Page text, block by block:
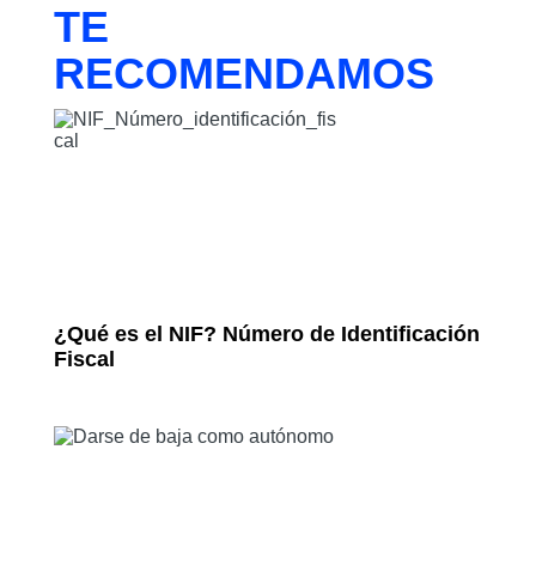
TE
RECOMENDAMOS
¿Qué es el NIF? Número de Identificación
Fiscal